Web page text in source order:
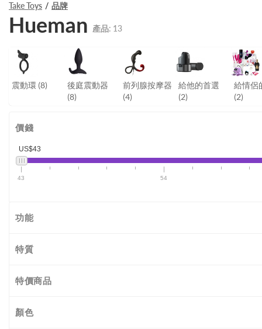
Take Toys 品牌
Hueman 產品: 13
震動環 (8)
後庭震動器
(8)
前列腺按摩器
(4)
給他的首選
(2)
給情侶
(2)
價錢
US$43
43 54
功能
特質
特價商品
顏色